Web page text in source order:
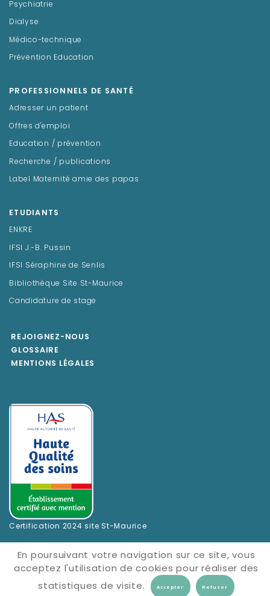
Psychiatrie
Dialyse
Médico-technique
Prévention Education
PROFESSIONNELS DE SANTÉ
Adresser un patient
Offres d'emploi
Education / prévention
Recherche / publications
Label Maternité amie des papas
ETUDIANTS
ENKRE
IFSI J.-B. Pussin
IFSI Séraphine de Senlis
Bibliothèque Site St-Maurice
Candidature de stage
REJOIGNEZ-NOUS
GLOSSAIRE
MENTIONS LÉGALES
Certification 2024 site St-Maurice
En poursuivant votre navigation sur ce site, vous
acceptez l'utilisation de cookies pour réaliser des
statistiques de visite.